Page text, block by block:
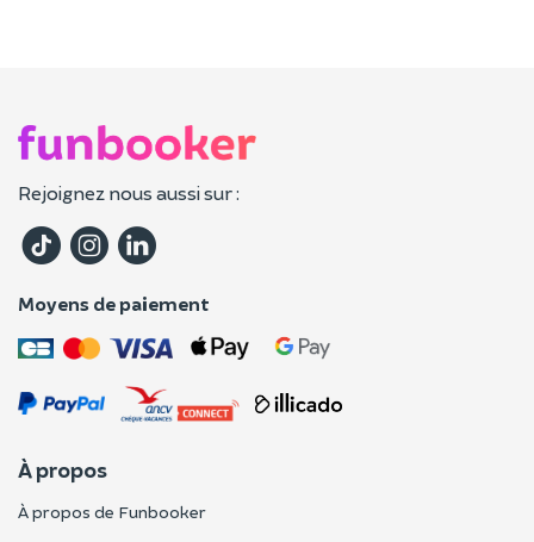
Rejoignez nous aussi sur :
Moyens de paiement
À propos
À propos de Funbooker